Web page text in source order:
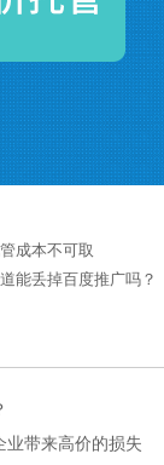
成本不可取
能丢掉百度推广吗？
业带来高价的损失